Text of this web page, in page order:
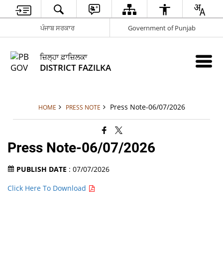
ਪੰਜਾਬ ਸਰਕਾਰ Government of Punjab
ਜ਼ਿਲ੍ਹਾ ਫ਼ਾਜ਼ਿਲਕਾ
DISTRICT FAZILKA
HOME PRESS NOTE Press Note-06/07/2026
Press Note-06/07/2026
PUBLISH DATE : 07/07/2026
Click Here To Download